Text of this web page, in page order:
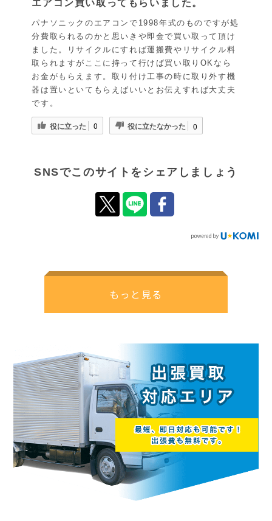
エアコン買い取ってもらいました。
パナソニックのエアコンで1998年式のものですが処
分費取られるのかと思いきや即金で買い取って頂け
ました。リサイクルにすれば運搬費やリサイクル料
取られますがここに持って行けば買い取りOKなら
お金がもらえます。取り付け工事の時に取り外す機
器は置いといてもらえばいいとお伝えすれば大丈夫
です。
役に立った 0 役に立たなかった 0
SNSでこのサイトをシェアしましょう
もっと見る